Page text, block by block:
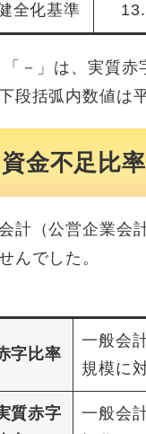
全化基準
－」は、実質赤
段括弧内数値は
金不足比率
計（公営企業会
んでした。
字比率
一般会
規模に
質赤字
一般会